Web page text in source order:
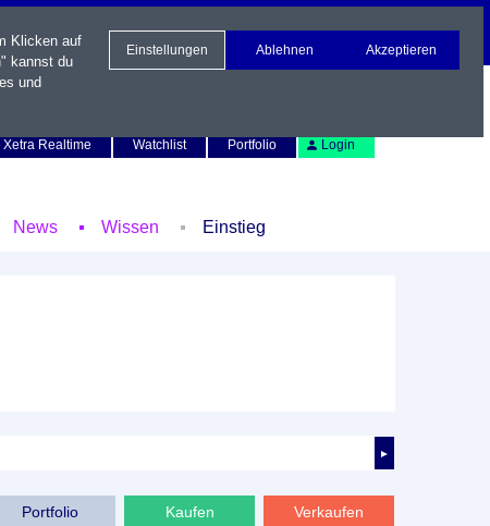
Xetra Realtime
Watchlist Portfolio Login
News Wissen Einstieg
►
Portfolio Kaufen Verkaufen
Klicken auf
kannst du
und
Einstellungen Ablehnen Akzeptieren